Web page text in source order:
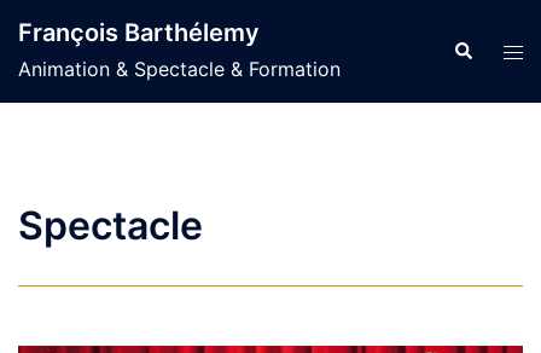
au
contenu
François Barthélemy
Animation & Spectacle & Formation
Spectacle